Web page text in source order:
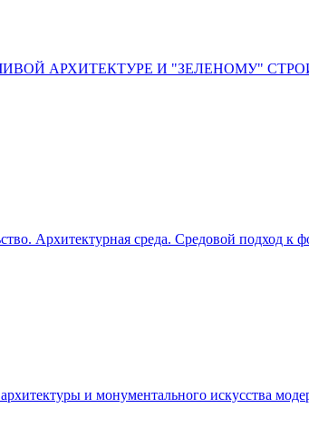
АРХИТЕКТУРЕ И "ЗЕЛЕНОМУ"
Архитектурная среда. Средовой подход к
и монументального искусства